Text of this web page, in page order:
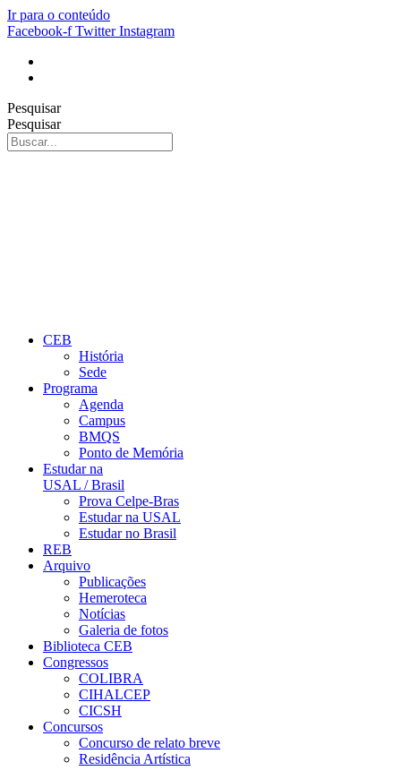
Ir para o conteúdo
Facebook-f Twitter Instagram
Pesquisar
Pesquisar
CEB
História
Sede
Programa
Agenda
Campus
BMQS
Ponto de Memória
Estudar na
USAL / Brasil
Prova Celpe-Bras
Estudar na USAL
Estudar no Brasil
REB
Arquivo
Publicações
Hemeroteca
Notícias
Galeria de fotos
Biblioteca CEB
Congressos
COLIBRA
CIHALCEP
CICSH
Concursos
Concurso de relato breve
Residência Artística